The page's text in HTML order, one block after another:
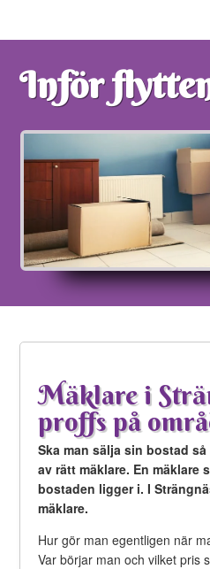
FLYTTPACKA RÄTT
VAD SKA MAN TÄNKA PÅ
BLOGG
Inför
Mäklare i
proffs på
Ska man sälja sin bostad
av rätt mäklare. En mäklare
bostaden ligger i. I
mäklare.
Hur gör man egentligen när
Var börjar man och vilket pris